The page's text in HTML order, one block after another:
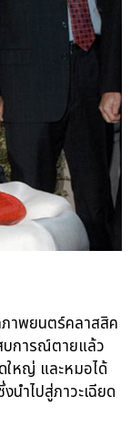
าพยนตร์คลาสสิค
บการณ์ตายแล้ว
ใหญ่ และหมอได้
นำไปสู่ภาวะเฉียด